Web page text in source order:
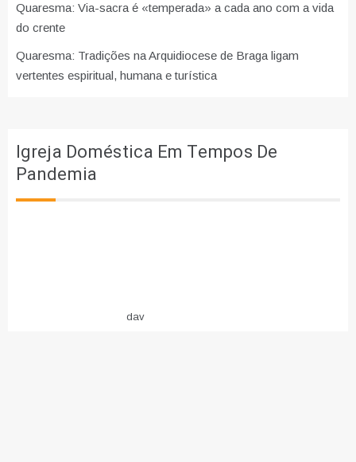
Quaresma: Via-sacra é «temperada» a cada ano com a vida
do crente
Quaresma: Tradições na Arquidiocese de Braga ligam
vertentes espiritual, humana e turística
Igreja Doméstica Em Tempos De
Pandemia
dav